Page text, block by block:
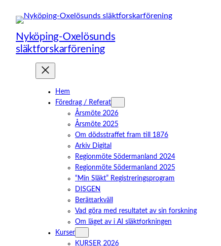
innehåll
Nyköping-Oxelösunds
släktforskarförening
Hem
Föredrag / Referat
Årsmöte 2026
Årsmöte 2025
Om dödsstraffet fram till 1876
Arkiv Digital
Regionmöte Södermanland 2024
Regionmöte Södermanland 2025
“Min Släkt” Registreringsprogram
DISGEN
Berättarkväll
Vad göra med resultatet av sin forskning
Om läget av i AI släktforkningen
Kurser
KURSER 2026